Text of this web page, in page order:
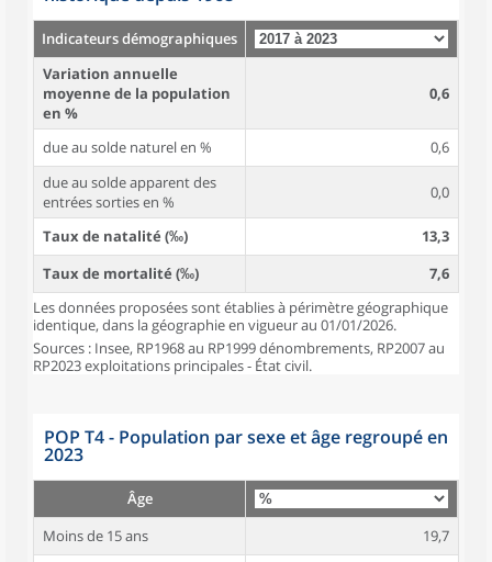
Indicateurs démographiques
Variation annuelle
moyenne de la population
en %
0,6
due au solde naturel en %
0,6
due au solde apparent des
entrées sorties en %
0,0
Taux de natalité (‰)
13,3
Taux de mortalité (‰)
7,6
Les données proposées sont établies à périmètre géographique
identique, dans la géographie en vigueur au 01/01/2026.
Sources : Insee, RP1968 au RP1999 dénombrements, RP2007 au
RP2023 exploitations principales - État civil.
POP T4 - Population par sexe et âge regroupé en
2023
Âge
Moins de 15 ans
19,7